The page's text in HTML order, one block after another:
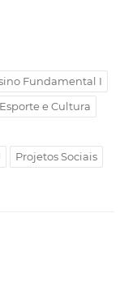
Fundamental I
Esporte e Cultura
Projetos Sociais